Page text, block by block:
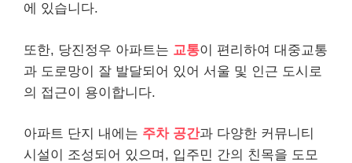
에 있습니다.
또한, 당진정우 아파트는 교통이 편리하여 대중교통
과 도로망이 잘 발달되어 있어 서울 및 인근 도시로
의 접근이 용이합니다.
아파트 단지 내에는 주차 공간과 다양한 커뮤니티
시설이 조성되어 있으며, 입주민 간의 친목을 도모